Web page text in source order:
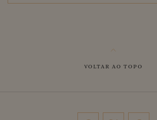
VOLTAR AO TOPO